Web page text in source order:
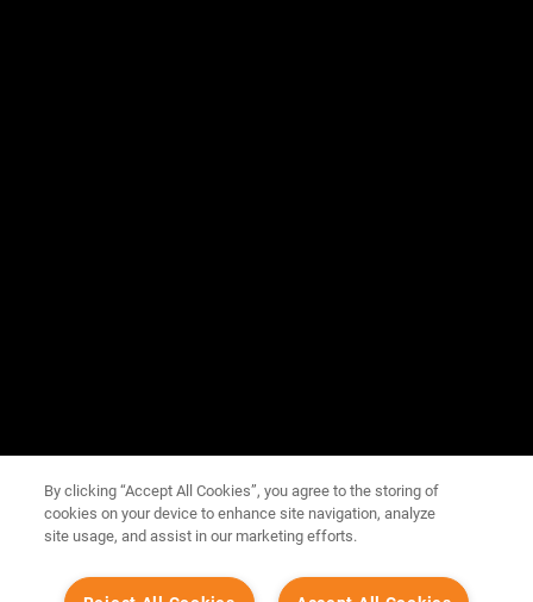
By clicking “Accept All Cookies”, you agree to the storing of
cookies on your device to enhance site navigation, analyze
site usage, and assist in our marketing efforts.